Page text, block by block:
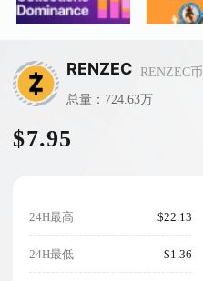
RENZEC
RENZEC币
总量：724.63万
$7.95
24H最高 $22.13
24H最低 $1.36